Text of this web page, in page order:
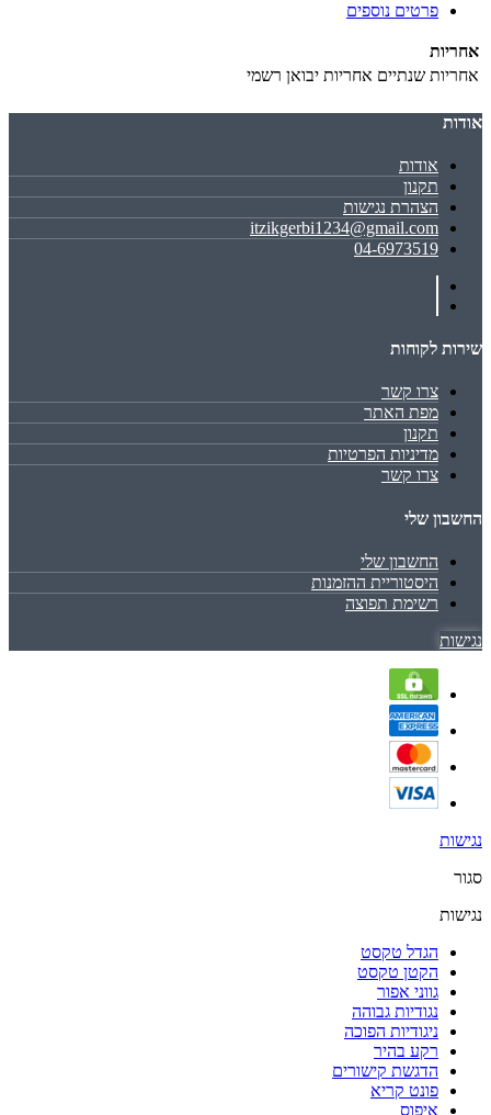
פרטים נוספים
אחריות
אחריות שנתיים אחריות יבואן רשמי
אודות
אודות
תקנון
הצהרת נגישות
itzikgerbi1234@gmail.com
04-6973519
שירות לקוחות
צרו קשר
מפת האתר
תקנון
מדיניות הפרטיות
צרו קשר
החשבון שלי
החשבון שלי
היסטוריית ההזמנות
רשימת תפוצה
נגישות
נגישות
סגור
נגישות
הגדל טקסט
הקטן טקסט
גווני אפור
נגודיות גבוהה
ניגודיות הפוכה
רקע בהיר
הדגשת קישורים
פונט קריא
איפוס